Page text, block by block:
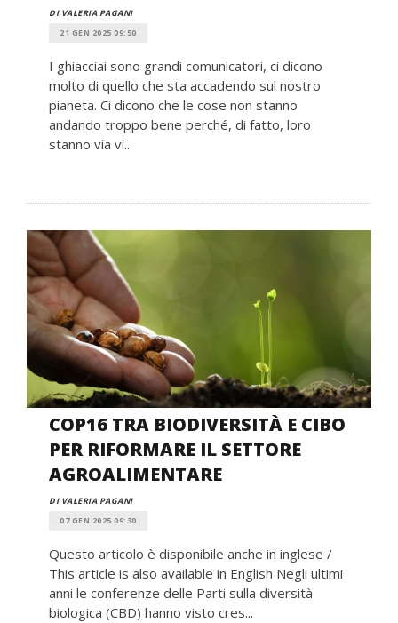
DI VALERIA PAGANI
21 GEN 2025 09:50
I ghiacciai sono grandi comunicatori, ci dicono
molto di quello che sta accadendo sul nostro
pianeta. Ci dicono che le cose non stanno
andando troppo bene perché, di fatto, loro
stanno via vi...
COP16 TRA BIODIVERSITÀ E CIBO
PER RIFORMARE IL SETTORE
AGROALIMENTARE
DI VALERIA PAGANI
07 GEN 2025 09:30
Questo articolo è disponibile anche in inglese /
This article is also available in English Negli ultimi
anni le conferenze delle Parti sulla diversità
biologica (CBD) hanno visto cres...